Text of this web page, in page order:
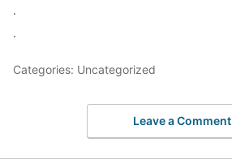
.
.
Categories: Uncategorized
Leave a Comment